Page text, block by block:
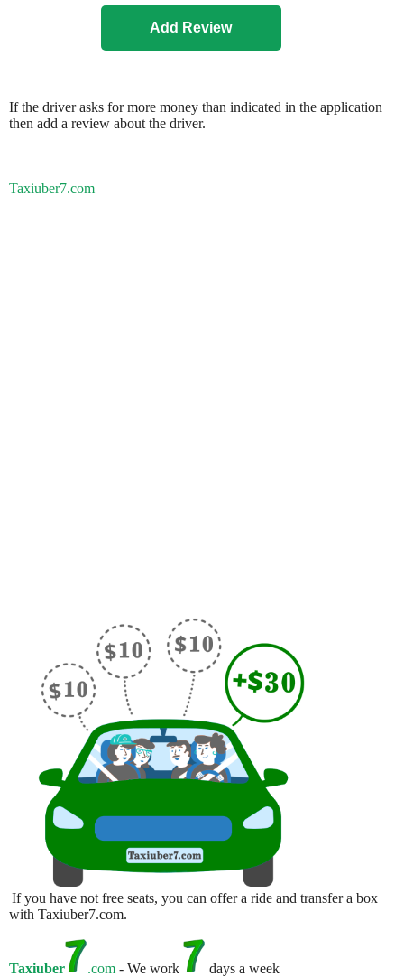
If the driver asks for more money than indicated in the application
then add a review about the driver.
Taxiuber7.com
If you have not free seats, you can offer a ride and transfer a box
with Taxiuber7.com.
Taxiuber .com - We work days a week